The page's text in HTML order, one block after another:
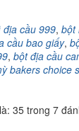
địa cầu 999, bột
cầu bao giấy,
, bột địa cầu
bakers choice
35 trong 7